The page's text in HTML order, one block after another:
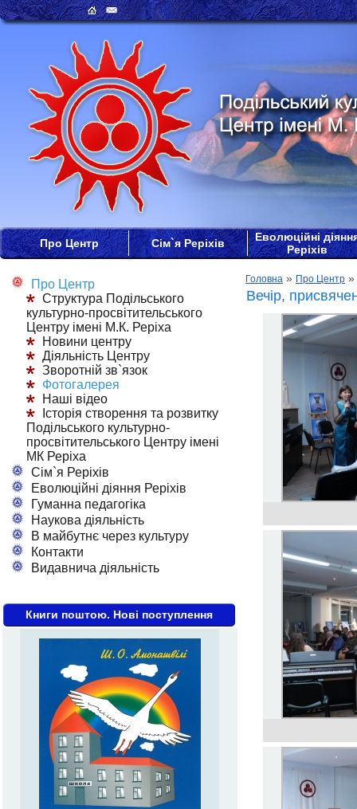
Про Центр Сім`я Реріхів
Еволюційні
Реріхів
Про Центр
Структура Подільського
культурно-просвітительського
Центру імені М.К. Реріха
Новини центру
Діяльність Центру
Зворотній зв`язок
Фотогалерея
Наші відео
Історія створення та розвитку
Подільського культурно-
просвітительського Центру імені
МК Реріха
Сім`я Реріхів
Еволюційні діяння Реріхів
Гуманна педагогіка
Наукова діяльність
В майбутнє через культуру
Контакти
Видавнича діяльність
Книги поштою. Нові поступлення
Головна » Про Центр »
Вечір,